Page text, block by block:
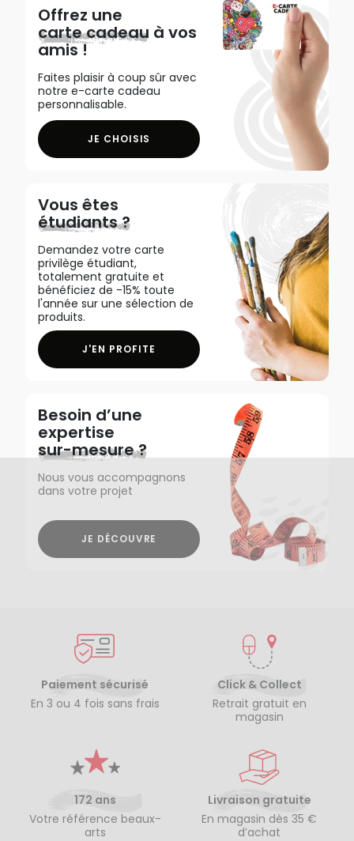
Offrez une
carte cadeau à vos
amis !
Faites plaisir à coup sûr avec
notre e-carte cadeau
personnalisable.
JE CHOISIS
Vous êtes
étudiants ?
Demandez votre carte
privilège étudiant,
totalement gratuite et
bénéficiez de -15% toute
l'année sur une sélection de
produits.
J'EN PROFITE
Besoin d’une
expertise
sur-mesure ?
Nous vous accompagnons
dans votre projet
JE DÉCOUVRE
Paiement sécurisé
En 3 ou 4 fois sans frais
Click & Collect
Retrait gratuit en
magasin
172 ans
Votre référence beaux-
arts
Livraison gratuite
En magasin dès 35 €
d’achat